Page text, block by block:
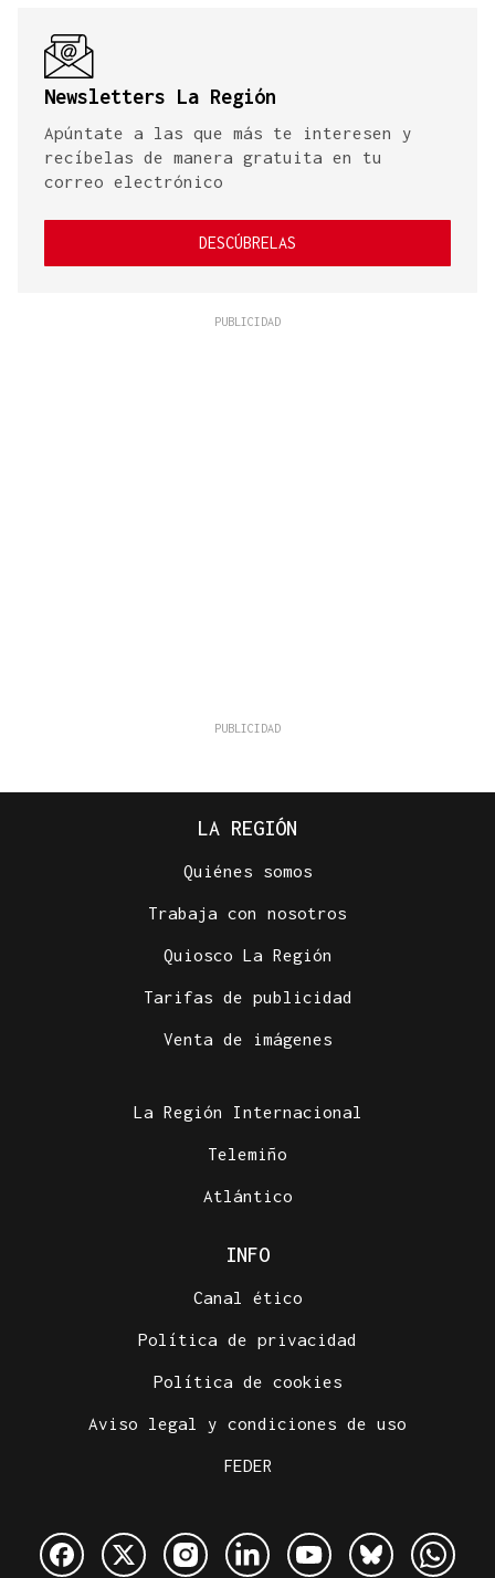
Newsletters La Región
Apúntate a las que más te interesen y
recíbelas de manera gratuita en tu
correo electrónico
DESCÚBRELAS
LA REGIÓN
Quiénes somos
Trabaja con nosotros
Quiosco La Región
Tarifas de publicidad
Venta de imágenes
La Región Internacional
Telemiño
Atlántico
INFO
Canal ético
Política de privacidad
Política de cookies
Aviso legal y condiciones de uso
FEDER